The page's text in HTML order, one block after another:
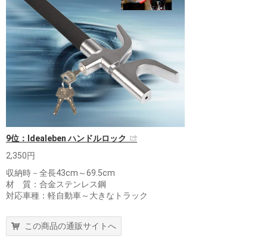
9位：Idealeben ハンドルロック
2,350円
収納時－全長43cm～69.5cm
材 質：合金ステンレス鋼
対応車種：軽自動車～大きなトラック
この商品の通販サイトへ